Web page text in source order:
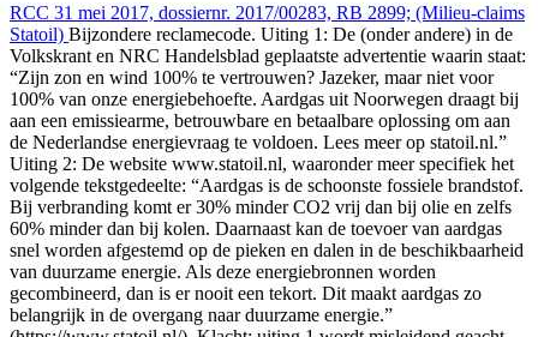
RCC 31 mei 2017, dossiernr. 2017/00283, RB 2899; (Milieu-claims
Statoil) Bijzondere reclamecode. Uiting 1: De (onder andere) in de
Volkskrant en NRC Handelsblad geplaatste advertentie waarin staat:
“Zijn zon en wind 100% te vertrouwen? Jazeker, maar niet voor
100% van onze energiebehoefte. Aardgas uit Noorwegen draagt bij
aan een emissiearme, betrouwbare en betaalbare oplossing om aan
de Nederlandse energievraag te voldoen. Lees meer op statoil.nl.”
Uiting 2: De website www.statoil.nl, waaronder meer specifiek het
volgende tekstgedeelte: “Aardgas is de schoonste fossiele brandstof.
Bij verbranding komt er 30% minder CO2 vrij dan bij olie en zelfs
60% minder dan bij kolen. Daarnaast kan de toevoer van aardgas
snel worden afgestemd op de pieken en dalen in de beschikbaarheid
van duurzame energie. Als deze energiebronnen worden
gecombineerd, dan is er nooit een tekort. Dit maakt aardgas zo
belangrijk in de overgang naar duurzame energie.”